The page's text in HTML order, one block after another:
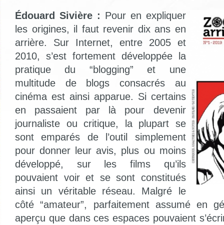
Édouard Sivière : Pour en expliquer
les origines, il faut revenir dix ans en
arrière. Sur Internet, entre 2005 et
2010, s’est fortement développée la
pratique du “blogging” et une
multitude de blogs consacrés au
cinéma est ainsi apparue. Si certains
en passaient par là pour devenir
journaliste ou critique, la plupart se
sont emparés de l’outil simplement
pour donner leur avis, plus ou moins
développé, sur les films qu’ils
pouvaient voir et se sont constitués
ainsi un véritable réseau. Malgré le
côté “amateur”, parfaitement assumé en
aperçu que dans ces espaces pouvaient